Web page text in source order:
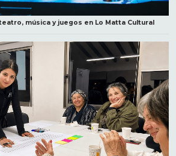
música y juegos en Lo Matta Cultural